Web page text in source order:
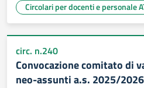
Circolari per docenti e personale
circ. n.240
Convocazione comitato di
neo-assunti a.s. 2025/2026